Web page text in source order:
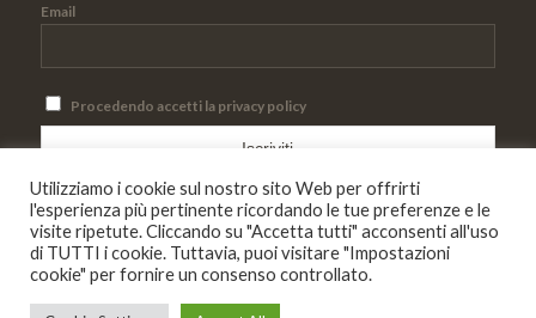
Email
Procedendo accetti la privacy policy
Utilizziamo i cookie sul nostro sito Web per offrirti
l'esperienza più pertinente ricordando le tue preferenze e le
visite ripetute. Cliccando su "Accetta tutti" acconsenti all'uso
di TUTTI i cookie. Tuttavia, puoi visitare "Impostazioni
cookie" per fornire un consenso controllato.